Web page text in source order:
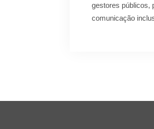
gestores públicos,
comunicação